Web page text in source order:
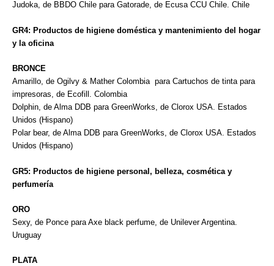
Judoka, de BBDO Chile para Gatorade, de Ecusa CCU Chile. Chile
GR4: Productos de higiene doméstica y mantenimiento del hogar
y la oficina
BRONCE
Amarillo, de Ogilvy & Mather Colombia para Cartuchos de tinta para
impresoras, de Ecofill. Colombia
Dolphin, de Alma DDB para GreenWorks, de Clorox USA. Estados
Unidos (Hispano)
Polar bear, de Alma DDB para GreenWorks, de Clorox USA. Estados
Unidos (Hispano)
GR5: Productos de higiene personal, belleza, cosmética y
perfumería
ORO
Sexy, de Ponce para Axe black perfume, de Unilever Argentina.
Uruguay
PLATA